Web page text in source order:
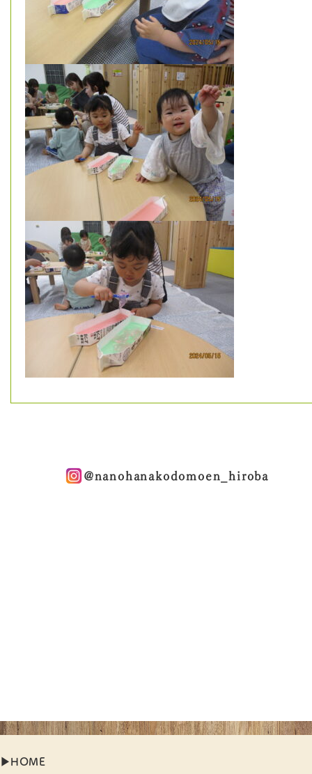
@nanohanakodomoen_hiroba
▶︎HOME